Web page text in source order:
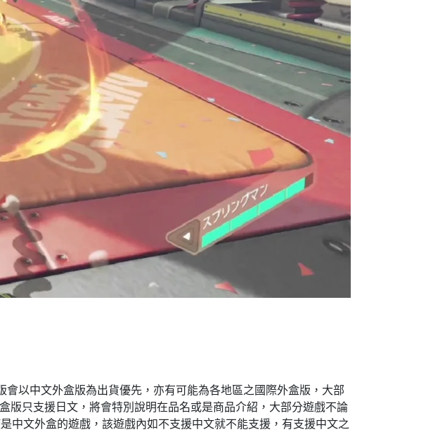
以中文外盒版為出貨優先，亦有可能為各地區之國際外盒版，大部
版只支援日文，將會特別說明在品名或是商品介紹，大部分遊戲不論
中文外盒的遊戲，該遊戲內如不支援中文就不能支援，有支援中文之